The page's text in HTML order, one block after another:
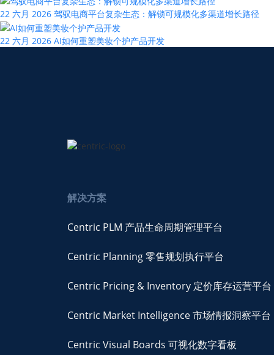
22 六月 2026 驾驭电商平台复杂生态：解锁可规模化多渠道增长路径
22 六月 2026 AI如何重塑美妆个护产品开发
解决方案
Centric PLM 产品生命周期管理平台
Centric Planning 零售规划执行平台
Centric Pricing & Inventory 定价库存运营平台
Centric Market Intelligence 市场情报洞察平台
Centric Visual Boards 可视化数字看板